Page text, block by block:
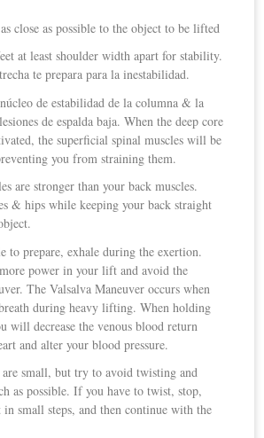
close as possible to the object to be lifted
at least shoulder width apart for stability.
te prepara para la inestabilidad.
de estabilidad de la columna & la
de espalda baja. When the deep core
the superficial spinal muscles will be
you from straining them.
are stronger than your back muscles.
& hips while keeping your back straight
to prepare, exhale during the exertion.
power in your lift and avoid the
The Valsalva Maneuver occurs when
during heavy lifting. When holding
will decrease the venous blood return
and alter your blood pressure.
small, but try to avoid twisting and
as possible. If you have to twist, stop,
small steps, and then continue with the